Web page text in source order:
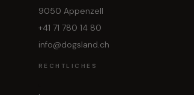
9050 Appenzell
+41 71 780 14 80
info@dogsland.ch
RECHTLICHES